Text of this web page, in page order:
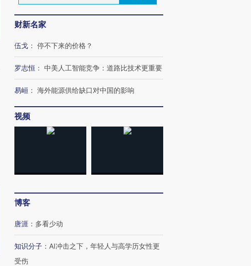
财新名家
伍戈 ： 停不下来的价格？
罗志恒 ： 中美人工智能竞争：道路比技术更重要
易峘 ： 海外能源供给缺口对中国的影响
视频
博客
唐涯 ： 多看少动
知识分子 ： AI冲击之下，年轻人与高学历女性更
受伤